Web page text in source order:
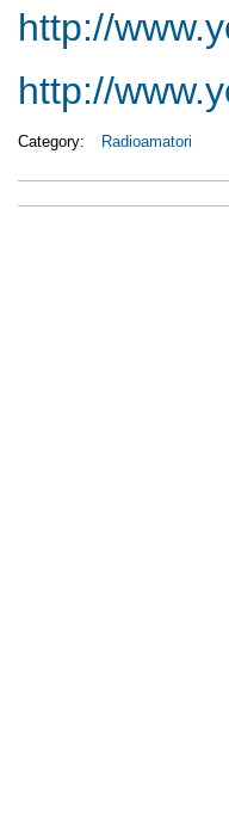
http://
http://
Category: Radioamatori